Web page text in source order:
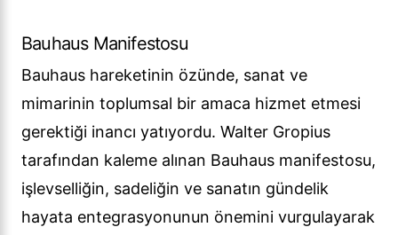
Bauhaus Manifestosu
Bauhaus hareketinin özünde, sanat ve
mimarinin toplumsal bir amaca hizmet etmesi
gerektiği inancı yatıyordu. Walter Gropius
tarafından kaleme alınan Bauhaus manifestosu,
işlevselliğin, sadeliğin ve sanatın gündelik
hayata entegrasyonunun önemini vurgulayarak